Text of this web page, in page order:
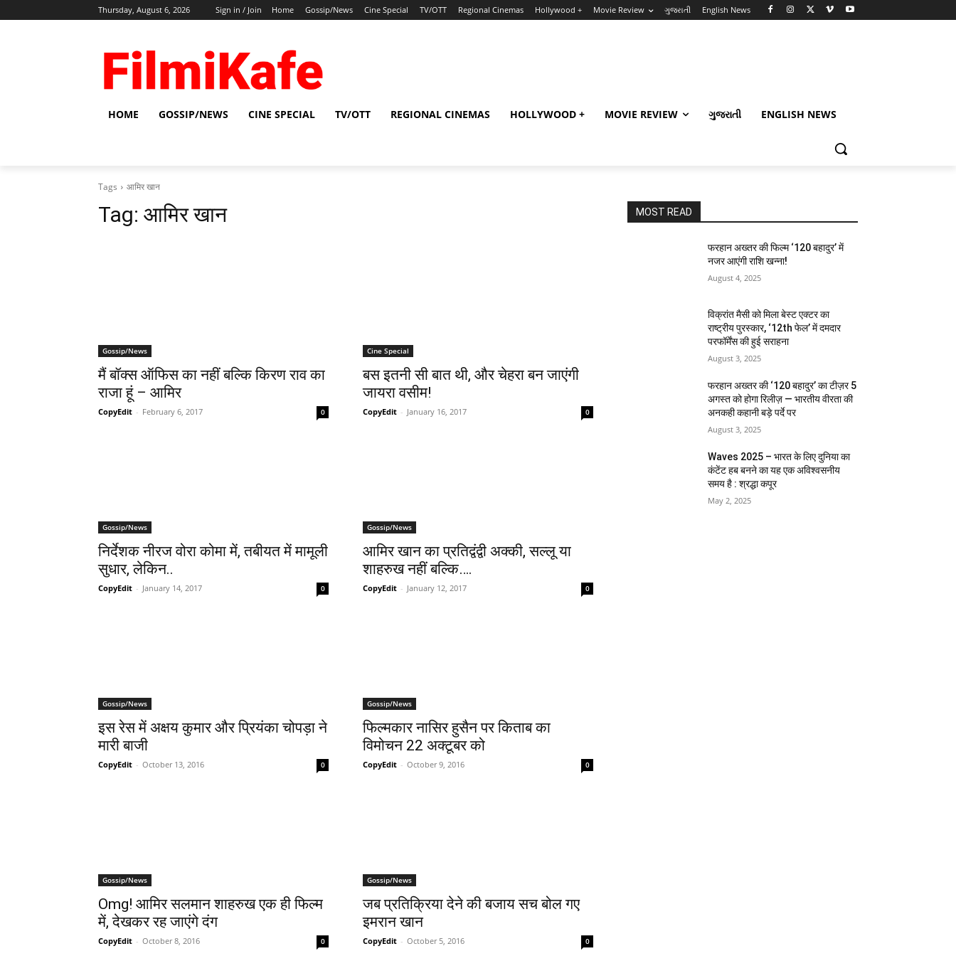
Thursday, August 6, 2026 Sign in / Join Home Gossip/News Cine Special TV/OTT Regional Cinemas Hollywood + Movie Review ગુજરાતી English News
HOME GOSSIP/NEWS CINE SPECIAL TV/OTT REGIONAL CINEMAS HOLLYWOOD + MOVIE REVIEW ગુજરાતી ENGLISH NEWS
Tags आमिर खान
Tag: आमिर खान
Gossip/News
मैं बॉक्‍स ऑफिस का नहीं बल्‍कि किरण राव का
राजा हूं – आमिर
CopyEdit - February 6, 2017 0
Cine Special
बस इतनी सी बात थी, और चेहरा बन जाएंगी
जायरा वसीम!
CopyEdit - January 16, 2017 0
Gossip/News
निर्देशक नीरज वोरा कोमा में, तबीयत में मामूली
सुधार, लेकिन..
CopyEdit - January 14, 2017 0
Gossip/News
आमिर खान का प्रतिद्वंद्वी अक्‍की, सल्‍लू या
शाहरुख नहीं बल्‍कि….
CopyEdit - January 12, 2017 0
Gossip/News
इस रेस में अक्षय कुमार और प्रियंका चोपड़ा ने
मारी बाजी
CopyEdit - October 13, 2016 0
Gossip/News
फिल्मकार नासिर हुसैन पर किताब का
विमोचन 22 अक्टूबर को
CopyEdit - October 9, 2016 0
Gossip/News
Omg! आमिर सलमान शाहरुख एक ही फिल्‍म
में, देखकर रह जाएंगे दंग
CopyEdit - October 8, 2016 0
Gossip/News
जब प्रतिक्रिया देने की बजाय सच बोल गए
इमरान खान
CopyEdit - October 5, 2016 0
MOST READ
फरहान अख्तर की फिल्म ‘120 बहादुर’ में
नजर आएंगी राशि खन्ना!
August 4, 2025
विक्रांत मैसी को मिला बेस्ट एक्टर का
राष्ट्रीय पुरस्कार, ‘12th फेल’ में दमदार
परफॉर्मेंस की हुई सराहना
August 3, 2025
फरहान अख्तर की ‘120 बहादुर’ का टीज़र 5
अगस्त को होगा रिलीज़ — भारतीय वीरता की
अनकही कहानी बड़े पर्दे पर
August 3, 2025
Waves 2025 – भारत के लिए दुनिया का
कंटेंट हब बनने का यह एक अविश्वसनीय
समय है : श्रद्धा कपूर
May 2, 2025